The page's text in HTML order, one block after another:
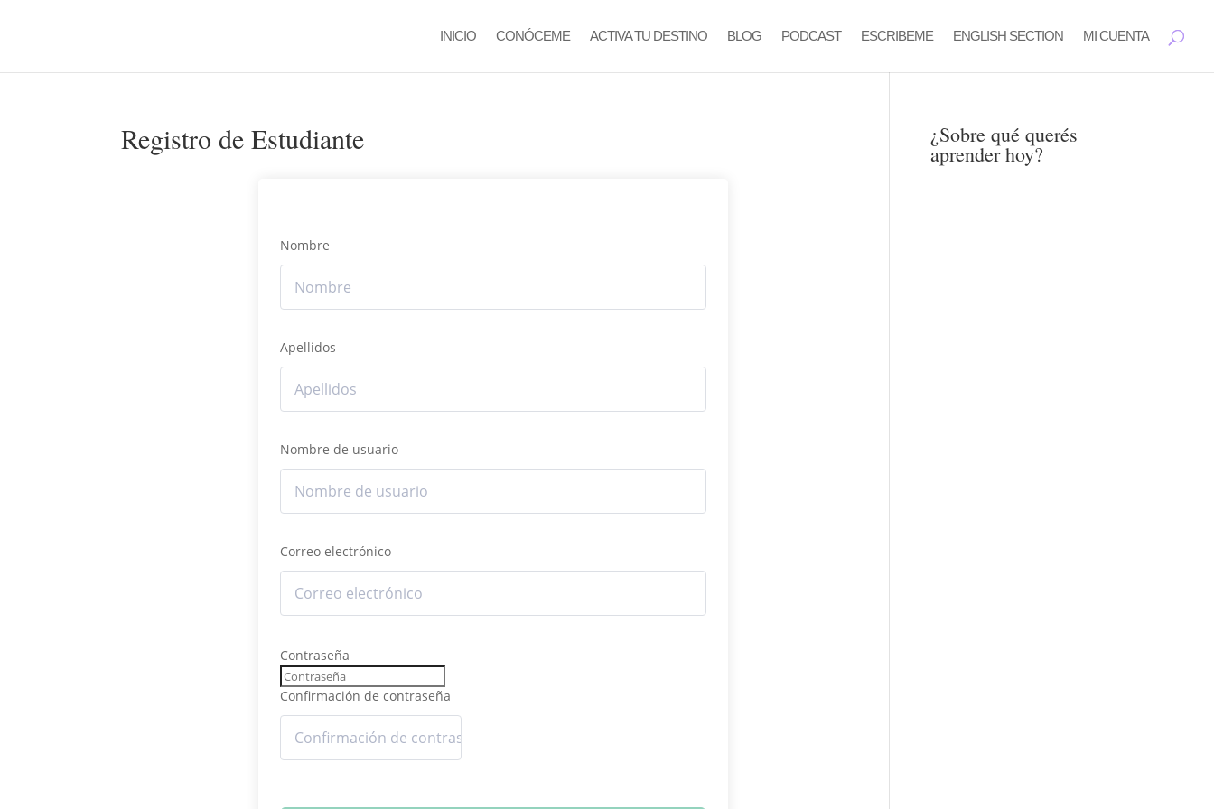
INICIO CONÓCEME ACTIVA TU DESTINO BLOG PODCAST ESCRIBEME ENGLISH SECTION MI CUENTA
Registro de Estudiante
Nombre
Apellidos
Nombre de usuario
Correo electrónico
Contraseña
Confirmación de contraseña
¿Sobre qué querés
aprender hoy?